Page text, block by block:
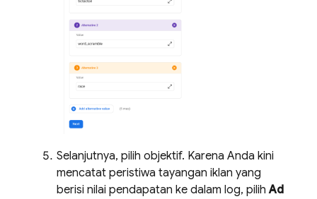
Selanjutnya, pilih objektif. Karena Anda kini
mencatat peristiwa tayangan iklan yang
berisi nilai pendapatan ke dalam log, pilihAd